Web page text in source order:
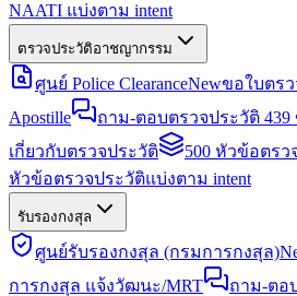
NAATI แบ่งตาม intent
ตรวจประวัติอาชญากรรม
ศูนย์ Police ClearanceNewขอใบตร
Apostille
ถาม-ตอบตรวจประวัติ 439
เกี่ยวกับตรวจประวัติ
500 หัวข้อตร
หัวข้อตรวจประวัติแบ่งตาม intent
รับรองกงสุล
ศูนย์รับรองกงสุล (กรมการกงสุล)
การกงสุล แจ้งวัฒนะ/MRT
ถาม-ตอ